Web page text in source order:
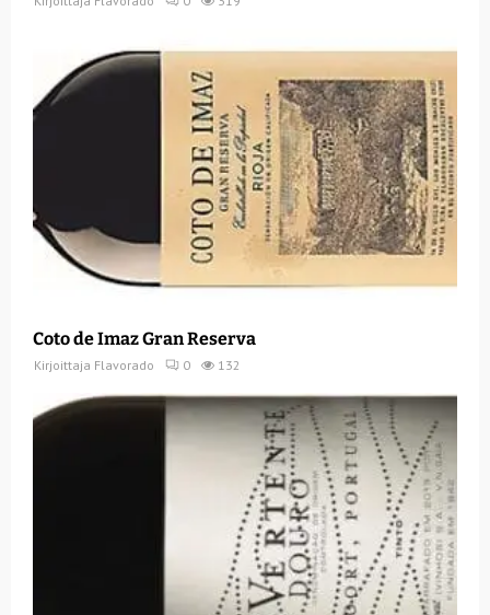
Coto de Imaz Gran Reserva
Kirjoittaja Flavorado 0 132